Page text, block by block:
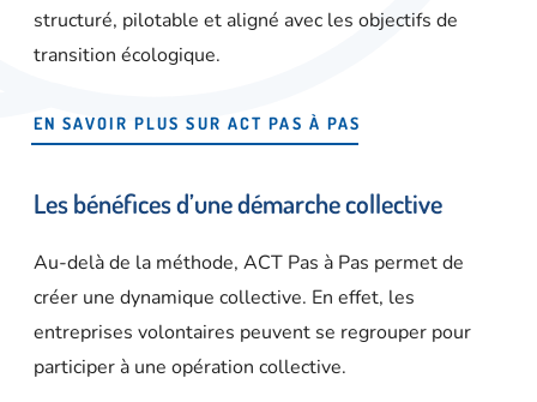
structuré, pilotable et aligné avec les objectifs de
transition écologique.
EN SAVOIR PLUS SUR ACT PAS À PAS
Les bénéfices d’une démarche collective
Au-delà de la méthode, ACT Pas à Pas permet de
créer une dynamique collective. En effet, les
entreprises volontaires peuvent se regrouper pour
participer à une opération collective.